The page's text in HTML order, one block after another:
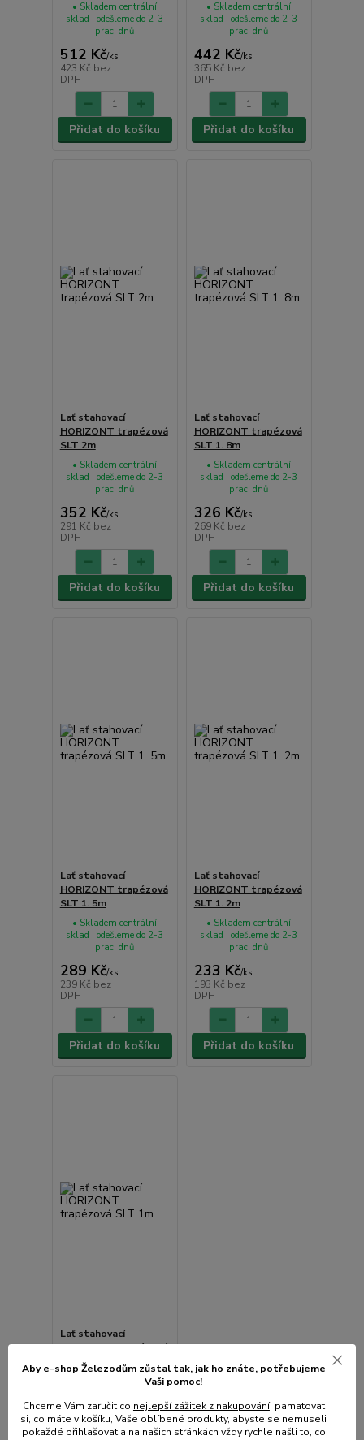
512 Kč/ks
423 Kč bez
DPH
• Skladem centrální
sklad | odešleme do 2-3
prac. dnů
Přidat do košíku
442 Kč/ks
365 Kč bez
DPH
• Skladem centrální
sklad | odešleme do 2-3
prac. dnů
Přidat do košíku
Lať stahovací
HORIZONT trapézová
SLT 2m
352 Kč/ks
291 Kč bez
DPH
• Skladem centrální
sklad | odešleme do 2-3
prac. dnů
Přidat do košíku
Lať stahovací
HORIZONT trapézová
SLT 1. 8m
326 Kč/ks
269 Kč bez
DPH
• Skladem centrální
sklad | odešleme do 2-3
prac. dnů
Přidat do košíku
Lať stahovací
HORIZONT trapézová
SLT 1. 5m
289 Kč/ks
239 Kč bez
DPH
• Skladem centrální
sklad | odešleme do 2-3
prac. dnů
Přidat do košíku
Lať stahovací
HORIZONT trapézová
SLT 1. 2m
233 Kč/ks
193 Kč bez
DPH
• Skladem centrální
sklad | odešleme do 2-3
prac. dnů
Přidat do košíku
Lať stahovací
HORIZONT trapézová
SLT 1m
202 Kč/ks
• Skladem centrální
prac. dnů
Aby e-shop Železodům zůstal tak, jak ho znáte, potřebujeme
Vaši pomoc!
Chceme Vám zaručit co nejlepší zážitek z nakupování, pamatovat
si, co máte v košíku, Vaše oblíbené produkty, abyste se nemuseli
pokaždé přihlašovat a na našich stránkách vždy rychle našli to, co